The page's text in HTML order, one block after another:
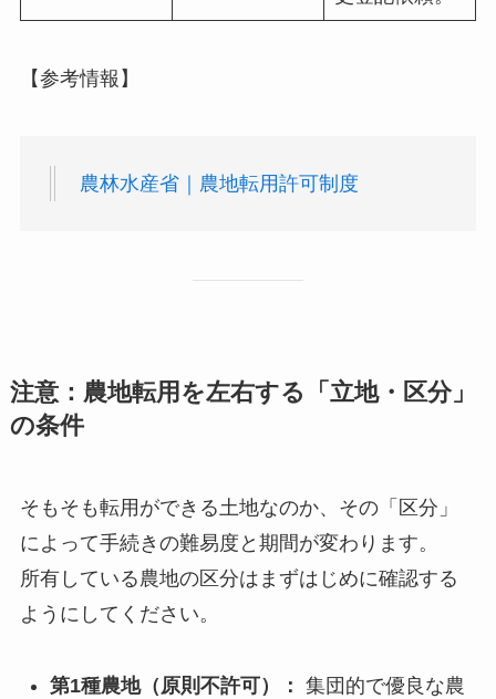
【参考情報】
農林水産省｜農地転用許可制度
注意：農地転用を左右する「立地・区分」
の条件
そもそも転用ができる土地なのか、その「区分」
によって手続きの難易度と期間が変わります。
所有している農地の区分はまずはじめに確認する
ようにしてください。
第1種農地（原則不許可）： 集団的で優良な農